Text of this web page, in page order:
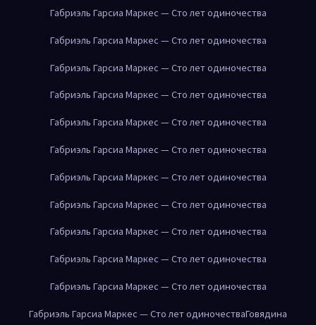
Габриэль Гарсиа Маркес — Сто лет одиночества
Габриэль Гарсиа Маркес — Сто лет одиночества
Габриэль Гарсиа Маркес — Сто лет одиночества
Габриэль Гарсиа Маркес — Сто лет одиночества
Габриэль Гарсиа Маркес — Сто лет одиночества
Габриэль Гарсиа Маркес — Сто лет одиночества
Габриэль Гарсиа Маркес — Сто лет одиночества
Габриэль Гарсиа Маркес — Сто лет одиночества
Габриэль Гарсиа Маркес — Сто лет одиночества
Габриэль Гарсиа Маркес — Сто лет одиночества
Габриэль Гарсиа Маркес — Сто лет одиночества
Габриэль Гарсиа Маркес — Сто лет одиночестваГовядина